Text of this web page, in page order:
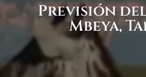
Previsión
Mbeya,